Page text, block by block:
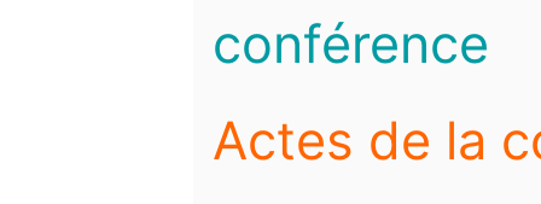
conférence
Actes de la